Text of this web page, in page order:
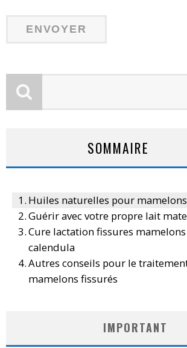
SOMMAIRE
Huiles naturelles pour
Guérir avec votre propre lait
Cure lactation fissures
calendula
Autres conseils pour le
mamelons fissurés
IMPORTANT